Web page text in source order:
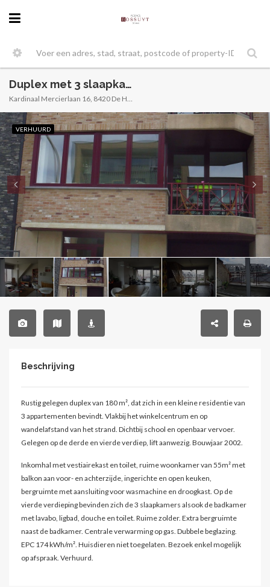
Duplex met 3 slaapkamers, residentie ’t Haantje
Kardinaal Mercierlaan 16, 8420 De Haan, België
VERHUURD
Beschrijving
Rustig gelegen duplex van 180 m², dat zich in een kleine residentie van
3 appartementen bevindt. Vlakbij het winkelcentrum en op
wandelafstand van het strand. Dichtbij school en openbaar vervoer.
Gelegen op de derde en vierde verdiep, lift aanwezig. Bouwjaar 2002.
Inkomhal met vestiairekast en toilet, ruime woonkamer van 55m² met
balkon aan voor- en achterzijde, ingerichte en open keuken,
bergruimte met aansluiting voor wasmachine en droogkast. Op de
vierde verdieping bevinden zich de 3 slaapkamers alsook de badkamer
met lavabo, ligbad, douche en toilet. Ruime zolder. Extra bergruimte
naast de badkamer. Centrale verwarming op gas. Dubbele beglazing.
EPC 174 kWh/m². Huisdieren niet toegelaten. Bezoek enkel mogelijk
op afspraak. Verhuurd.